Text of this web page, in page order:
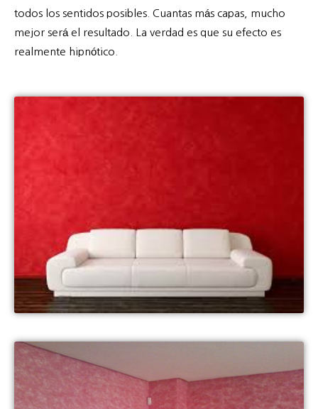
todos los sentidos posibles. Cuantas más capas, mucho
mejor será el resultado. La verdad es que su efecto es
realmente hipnótico.